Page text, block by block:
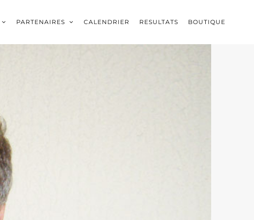
PARTENAIRES CALENDRIER RESULTATS BOUTIQUE